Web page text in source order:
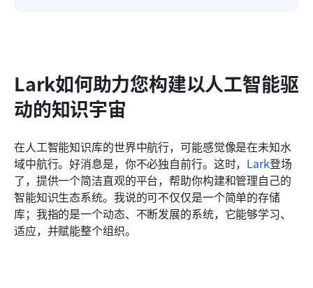
Lark如何助力您构建以人工智能驱
动的知识宇宙
在人工智能知识库的世界中航行，可能感觉像是在未知水
域中航行。好消息是，你不必独自前行。这时， Lark登场
了，提供一个简洁直观的平台，帮助你构建和管理自己的
智能知识生态系统。我说的可不仅仅是一个简单的存储
库；我指的是一个动态、不断发展的系统，它能够学习、
适应，并赋能整个组织。